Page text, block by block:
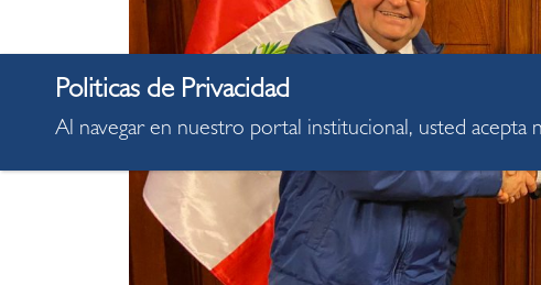
Al navegar en nuestro portal institucional, usted acepta